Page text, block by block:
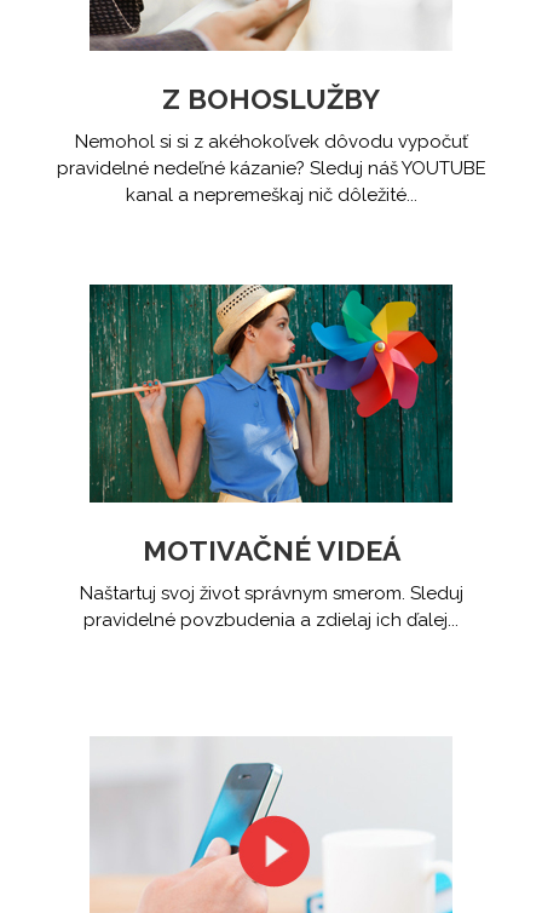
Z BOHOSLUŽBY
Nemohol si si z akéhokoľvek dôvodu vypočuť
pravidelné nedeľné kázanie? Sleduj náš YOUTUBE
kanal a nepremeškaj nič dôležité...
MOTIVAČNÉ VIDEÁ
Naštartuj svoj život správnym smerom. Sleduj
pravidelné povzbudenia a zdielaj ich ďalej...